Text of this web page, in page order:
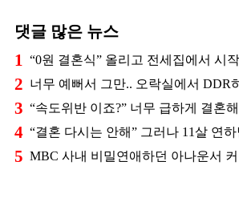
댓글 많은 뉴스
1 “0원 결혼식” 올리고 전세집에서 시
2
3
4
5 MBC 사내 비밀연애하던 아나운서